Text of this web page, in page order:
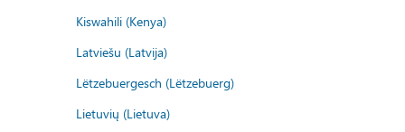
Kiswahili (Kenya)
Latviešu (Latvija)
Lëtzebuergesch (Lëtzebuerg)
Lietuvių (Lietuva)